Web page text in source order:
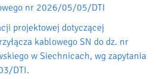
nr 2026/05/05/DTI
projektowej dotyczącej
kablowego SN do dz. nr
w Siechnicach, wg zapytania
DTI.